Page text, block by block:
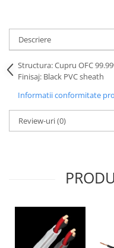
Descriere
Structura: Cupru OFC
Finisaj: Black PVC sheath
Informatii conformitate
Review-uri(0)